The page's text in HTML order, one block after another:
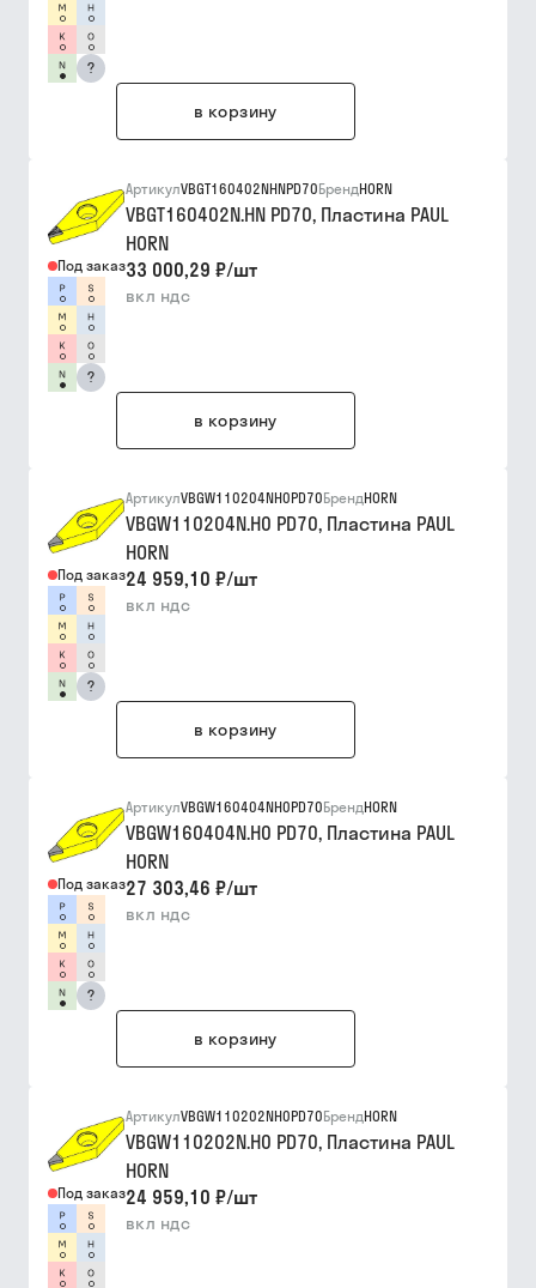
?
в корзину
Под заказ
?
АртикулVBGT160402NHNPD70БрендHORN
VBGT160402N.HN PD70, Пластина PAUL
HORN
33 000,29 ₽/шт
вкл ндс
в корзину
Под заказ
?
АртикулVBGW110204NH0PD70БрендHORN
VBGW110204N.H0 PD70, Пластина PAUL
HORN
24 959,10 ₽/шт
вкл ндс
в корзину
Под заказ
?
АртикулVBGW160404NH0PD70БрендHORN
VBGW160404N.H0 PD70, Пластина PAUL
HORN
27 303,46 ₽/шт
вкл ндс
в корзину
Под заказ
АртикулVBGW110202NH0PD70БрендHORN
VBGW110202N.H0 PD70, Пластина PAUL
HORN
24 959,10 ₽/шт
вкл ндс